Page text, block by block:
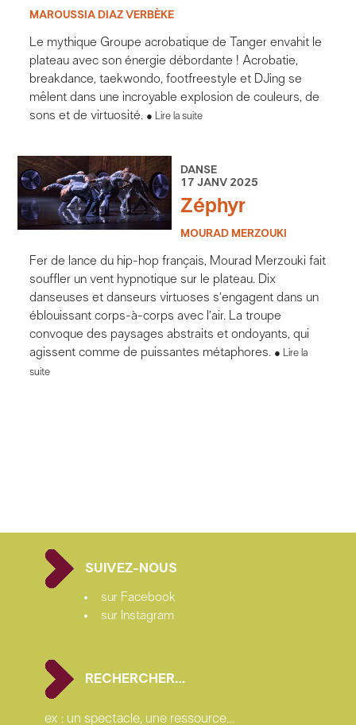
MAROUSSIA DIAZ VERBÈKE
Le mythique Groupe acrobatique de Tanger envahit le
plateau avec son énergie débordante ! Acrobatie,
breakdance, taekwondo, footfreestyle et DJing se
mêlent dans une incroyable explosion de couleurs, de
sons et de virtuosité.
Lire la suite
DANSE
17 JANV 2025
Zéphyr
MOURAD MERZOUKI
Fer de lance du hip-hop français, Mourad Merzouki fait
souffler un vent hypnotique sur le plateau. Dix
danseuses et danseurs virtuoses s’engagent dans un
éblouissant corps-à-corps avec l’air. La troupe
convoque des paysages abstraits et ondoyants, qui
agissent comme de puissantes métaphores.
Lire la
suite
SUIVEZ-NOUS
sur Facebook
sur Instagram
RECHERCHER…